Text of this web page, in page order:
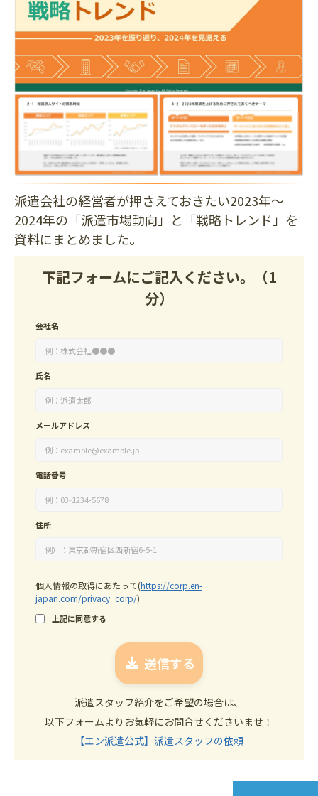
派遣スタッフの依頼
派遣会社の経営者が押さえておきたい2023年～
2024年の「派遣市場動向」と「戦略トレンド」を
資料にまとめました。
下記フォームにご記入ください。（1
分）
会社名
氏名
メールアドレス
電話番号
住所
個人情報の取得にあたって(https://corp.en-
japan.com/privacy_corp/)
上記に同意する
派遣スタッフ紹介をご希望の場合は、
以下フォームよりお気軽にお問合せくださいませ！
【エン派遣公式】派遣スタッフの依頼